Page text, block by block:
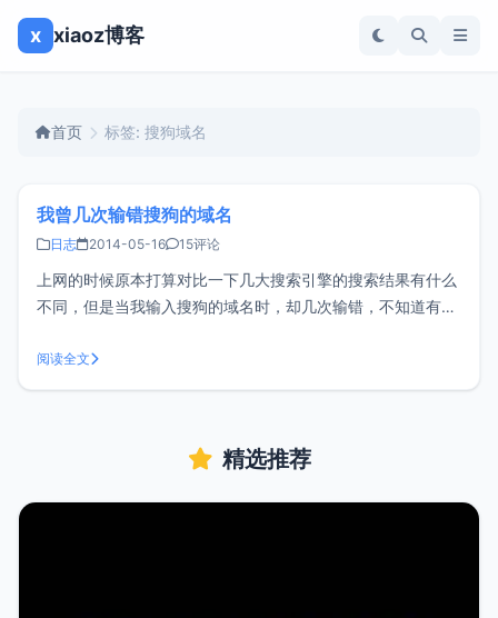
x xiaoz博客
首页 标签: 搜狗域名
我曾几次输错搜狗的域名
日志 2014-05-16 15评论
上网的时候原本打算对比一下几大搜索引擎的搜索结果有什么
不同，但是当我输入搜狗的域名时，却几次输错，不知道有没
时，却跳转到了一个宠物网站，下意识到难道是我拼错了？可
是用拼音输入法输入sougou出现的的确是汉字“搜狗”，这下就
阅读全文
精选推荐